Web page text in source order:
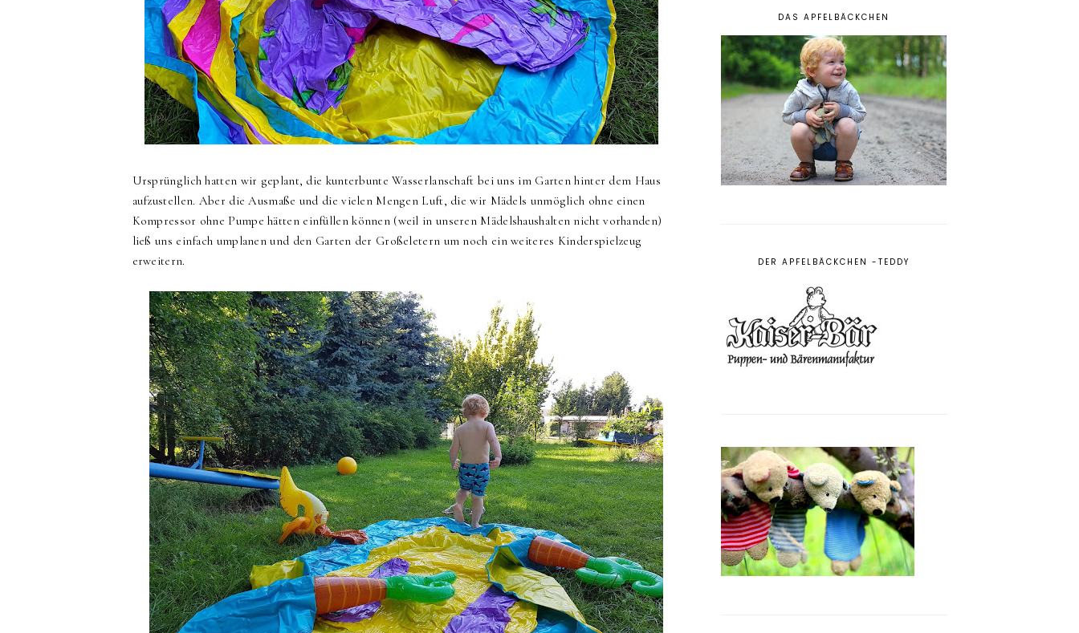
Ursprünglich hatten wir geplant, die kunterbunte Wasserlanschaft bei uns im Garten hinter dem Haus
aufzustellen. Aber die Ausmaße und die vielen Mengen Luft, die wir Mädels unmöglich ohne einen
Kompressor ohne Pumpe hätten einfüllen können (weil in unseren Mädelshaushalten nicht vorhanden)
ließ uns einfach umplanen und den Garten der Großeletern um noch ein weiteres Kinderspielzeug
erweitern.
DAS APFELBÄCKCHEN
DER APFELBÄCKCHEN -TEDDY